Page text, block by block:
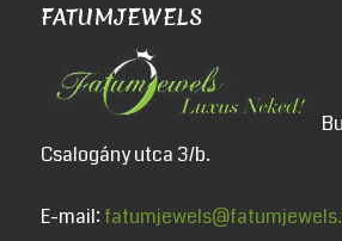
FATUMJEWELS
Csalogány utca 3/b.
E-mail: